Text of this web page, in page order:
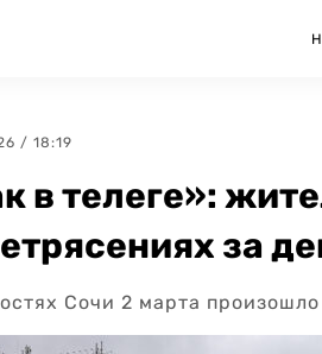
/ 18:19
в телеге»:
за
Сочи 2 марта